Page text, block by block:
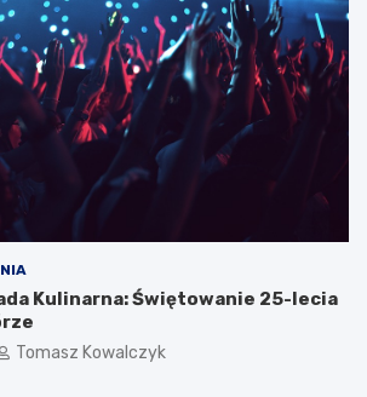
Kulinarna: Świętowanie 25-lecia
Tomasz Kowalczyk